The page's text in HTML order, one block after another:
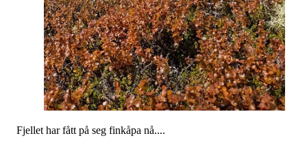
Fjellet har fått på seg finkåpa nå....